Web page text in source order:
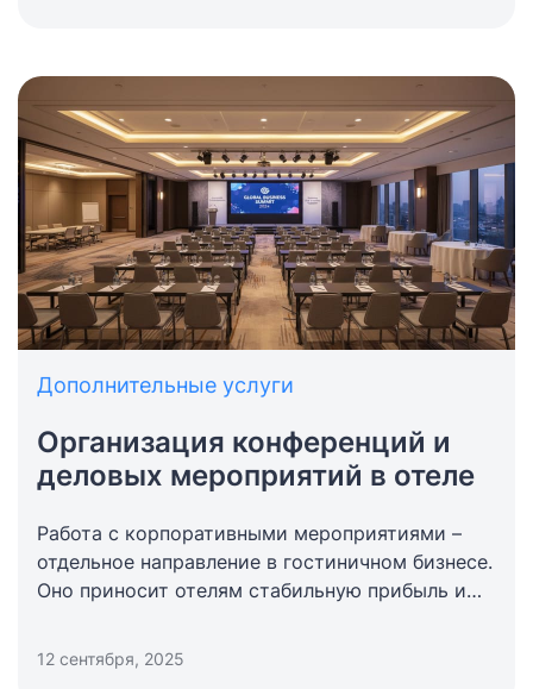
повышения конкурентоспособности, удержания
гостей и роста доходов.
Дополнительные услуги
Организация конференций и
деловых мероприятий в отеле
Работа с корпоративными мероприятиями –
отдельное направление в гостиничном бизнесе.
Оно приносит отелям стабильную прибыль и
семинары, стратегические сессии,
корпоративные встречи дают стабильную
12 сентября, 2025